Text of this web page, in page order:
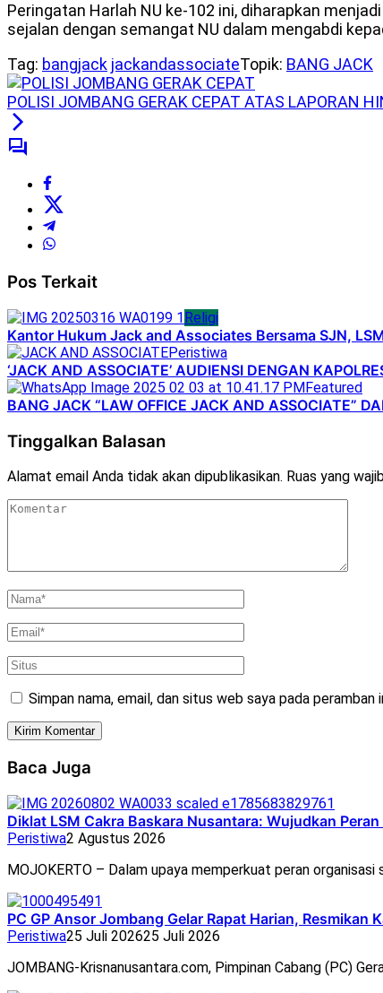
Peringatan Harlah NU ke-102 ini, diharapkan
sejalan dengan semangat NU dalam mengabdi
Tag: bangjack jackandassociateTopik: BANG JACK
POLISI JOMBANG GERAK CEPAT ATAS LAPORAN
Pos Terkait
Religi
Kantor Hukum Jack and Associates Bersama SJN,
Peristiwa
‘JACK AND ASSOCIATE’ AUDIENSI DENGAN
Featured
BANG JACK “LAW OFFICE JACK AND ASSOCIATE”
Tinggalkan Balasan
Alamat email Anda tidak akan dipublikasikan. Ruas yang
Simpan nama, email, dan situs web saya pada
Baca Juga
Diklat LSM Cakra Baskara Nusantara: Wujudkan
Peristiwa2 Agustus 2026
MOJOKERTO – Dalam upaya memperkuat peran organisasi
PC GP Ansor Jombang Gelar Rapat Harian,
Peristiwa25 Juli 202625 Juli 2026
JOMBANG-Krisnanusantara.com, Pimpinan Cabang (PC)